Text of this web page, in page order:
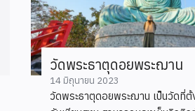
วัดพระธาตุดอยพระฌาน
14 มิถุนายน 2023
วัดพระธาตุดอยพระฌาน เป็นวัดที่ตั้